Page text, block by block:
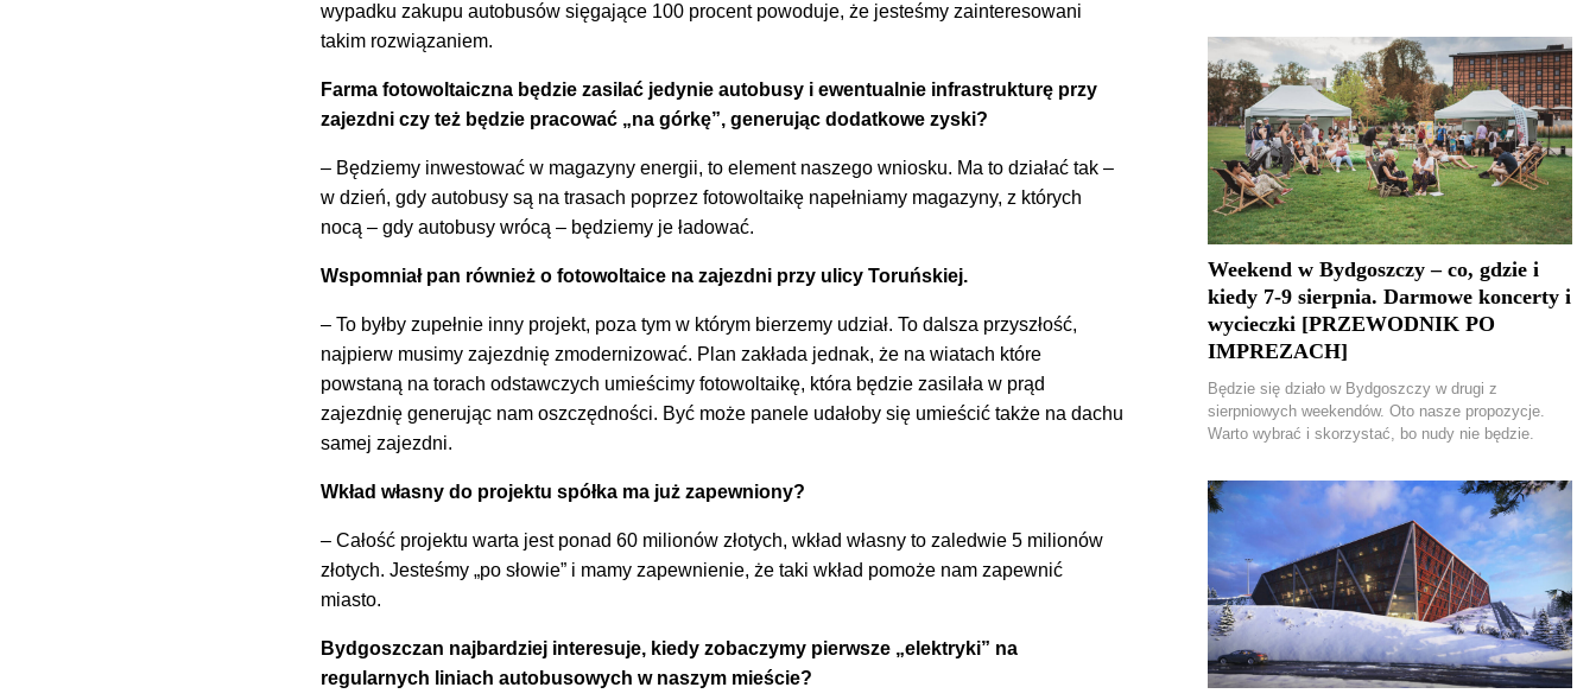
wypadku zakupu autobusów sięgające 100 procent powoduje, że jesteśmy zainteresowani
takim rozwiązaniem.
Farma fotowoltaiczna będzie zasilać jedynie autobusy i ewentualnie infrastrukturę przy
zajezdni czy też będzie pracować „na górkę”, generując dodatkowe zyski?
– Będziemy inwestować w magazyny energii, to element naszego wniosku. Ma to działać tak –
w dzień, gdy autobusy są na trasach poprzez fotowoltaikę napełniamy magazyny, z których
nocą – gdy autobusy wrócą – będziemy je ładować.
Wspomniał pan również o fotowoltaice na zajezdni przy ulicy Toruńskiej.
– To byłby zupełnie inny projekt, poza tym w którym bierzemy udział. To dalsza przyszłość,
najpierw musimy zajezdnię zmodernizować. Plan zakłada jednak, że na wiatach które
powstaną na torach odstawczych umieścimy fotowoltaikę, która będzie zasilała w prąd
zajezdnię generując nam oszczędności. Być może panele udałoby się umieścić także na dachu
samej zajezdni.
Wkład własny do projektu spółka ma już zapewniony?
– Całość projektu warta jest ponad 60 milionów złotych, wkład własny to zaledwie 5 milionów
złotych. Jesteśmy „po słowie” i mamy zapewnienie, że taki wkład pomoże nam zapewnić
miasto.
Bydgoszczan najbardziej interesuje, kiedy zobaczymy pierwsze „elektryki” na
regularnych liniach autobusowych w naszym mieście?
Weekend w Bydgoszczy – co, gdzie i
kiedy 7-9 sierpnia. Darmowe koncerty i
wycieczki [PRZEWODNIK PO
IMPREZACH]
Będzie się działo w Bydgoszczy w drugi z
sierpniowych weekendów. Oto nasze propozycje.
Warto wybrać i skorzystać, bo nudy nie będzie.